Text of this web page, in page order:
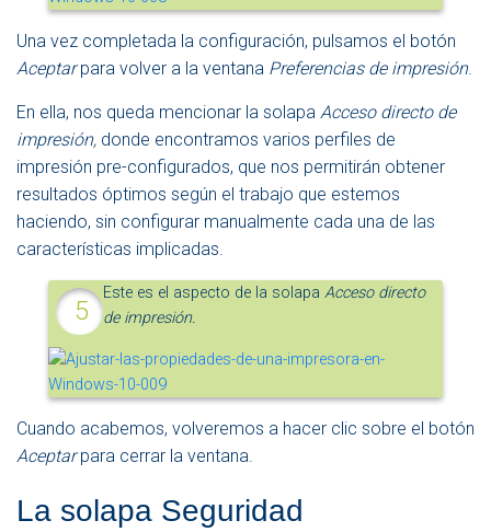
Una vez completada la configuración, pulsamos el botón
Aceptarpara volver a la ventana Preferencias de impresión.
En ella, nos queda mencionar la solapa Acceso directo de
impresión, donde encontramos varios perfiles de
impresión pre-configurados, que nos permitirán obtener
resultados óptimos según el trabajo que estemos
haciendo, sin configurar manualmente cada una de las
características implicadas.
Este es el aspecto de la solapaAcceso directo
de impresión.
Cuando acabemos, volveremos a hacer clic sobre el botón
Aceptarpara cerrar la ventana.
La solapa Seguridad